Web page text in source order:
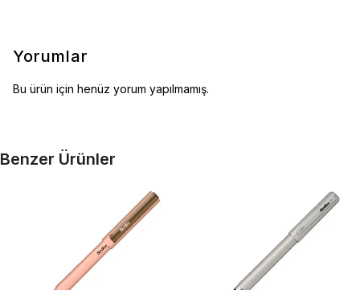
Yorumlar
Bu ürün için henüz yorum yapılmamış.
Benzer Ürünler